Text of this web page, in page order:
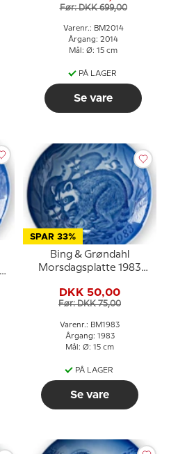
Før: DKK 699,00
Varenr.: BM2014
Årgang: 2014
Mål: Ø: 15 cm
PÅ LAGER
Se vare
SPAR 33%
Bing & Grøndahl
Morsdagsplatte 1983
DKK 50,00
Før: DKK 75,00
Varenr.: BM1983
Årgang: 1983
Mål: Ø: 15 cm
PÅ LAGER
Se vare